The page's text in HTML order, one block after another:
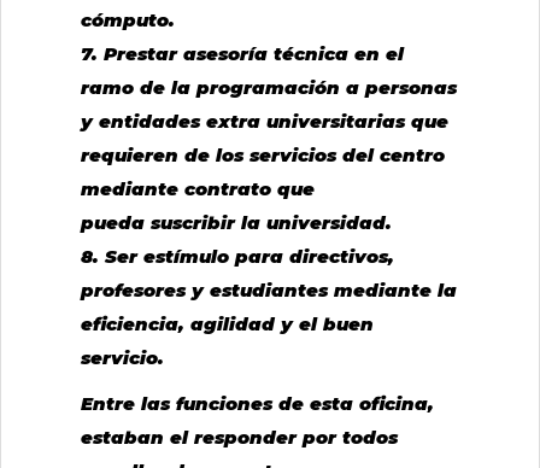
cómputo.
7. Prestar asesoría técnica en el
ramo de la programación a personas
y entidades extra universitarias que
requieren de los servicios del centro
mediante contrato que
pueda suscribir la universidad.
8. Ser estímulo para directivos,
profesores y estudiantes mediante la
eficiencia, agilidad y el buen
servicio.
Entre las funciones de esta oficina,
estaban el responder por todos